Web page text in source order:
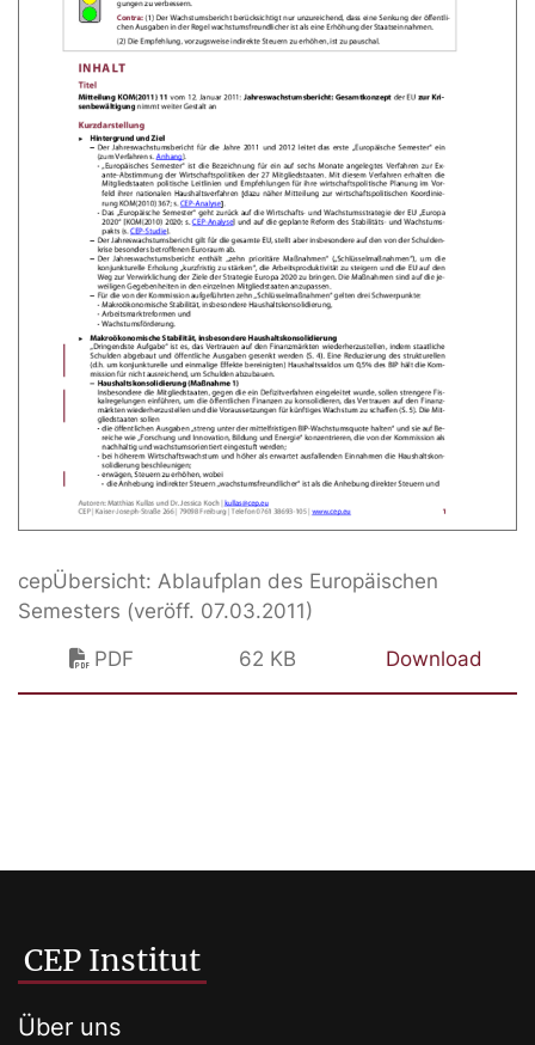
cepÜbersicht: Ablaufplan des Europäischen
Semesters (veröff. 07.03.2011)
PDF
62 KB Download
CEP Institut
Über uns